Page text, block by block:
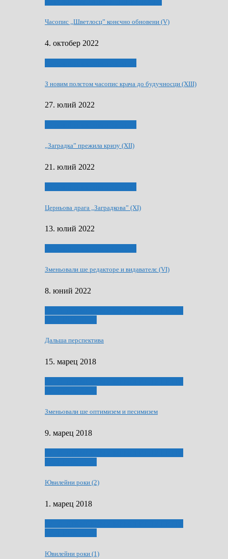
Часопис „Шветлосц” конєчно обновени (V)
4. октобер 2022
З новим полєтом часопис крача до будучносци (XIII)
27. юлий 2022
„Заградка” прежила кризу (XII)
21. юлий 2022
Церньова драга „Заградкова” (XI)
13. юлий 2022
Зменьовали ше редакторе и видавателє (VI)
8. юний 2022
Дальша перспектива
15. марец 2018
Зменьовали ше оптимизем и песимизем
9. марец 2018
Ювилейни роки (2)
1. марец 2018
Ювилейни роки (1)